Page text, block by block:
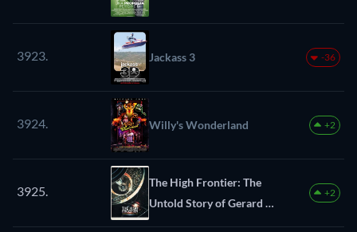
3923. Jackass 3 -36
3924. Willy's Wonderland +2
3925.
The High Frontier: The
Untold Story of Gerard K.
O'Neill
+2